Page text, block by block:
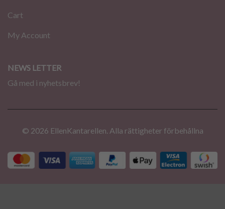
Cart
My Account
NEWS LETTER
Gå med i nyhetsbrev!
© 2026 EllenKantarellen. Alla rättigheter förbehållna